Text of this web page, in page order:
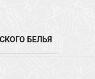
БЕЛЬЯ